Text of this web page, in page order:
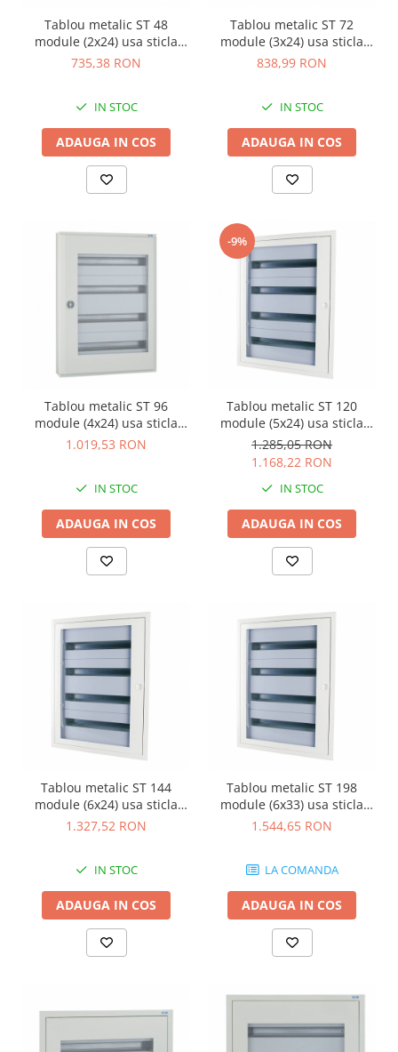
Tablou metalic ST 48
module (2x24) usa sticla
IP30 Eaton alb BF-UT-2/48-C
735,38 RON
IN STOC
ADAUGA IN COS
Tablou metalic ST 72
module (3x24) usa sticla
IP30 Eaton alb BF-UT-3/72-C
838,99 RON
IN STOC
ADAUGA IN COS
Tablou metalic ST 96
module (4x24) usa sticla
IP30 Eaton alb BF-UT-4/96-C
1.019,53 RON
IN STOC
ADAUGA IN COS
-9%
Tablou metalic ST 120
module (5x24) usa sticla
IP30 Eaton alb BF-UT-5/120-
C
1.285,05 RON
1.168,22 RON
IN STOC
ADAUGA IN COS
Tablou metalic ST 144
module (6x24) usa sticla
IP30 Eaton alb BF-UT-6/144-
1.327,52 RON
IN STOC
ADAUGA IN COS
Tablou metalic ST 198
module (6x33) usa sticla
IP30 Eaton alb BF-UT-6/198-
1.544,65 RON
LA COMANDA
ADAUGA IN COS